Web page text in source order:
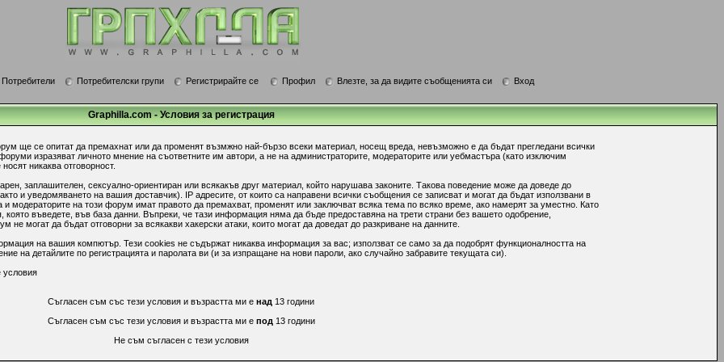
Потребители Потребителски групи Регистрирайте се Профил Влезте, за да видите съобщенията си Вход
Graphilla.com - Условия за регистрация
ще се опитат да премахнат или да променят възмжно най-бързо всеки материал, носещ вреда, невъзможно е да бъдат прегледани всички
изразяват личното мнение на съответните им автори, а не на администраторите, модераторите или уебмастъра (като изключим
никаква отговорност.
заплашителен, сексуално-ориентиран или всякакъв друг материал, който нарушава законите. Такова поведение може да доведе до
и уведомяването на вашия доставчик). IP адресите, от които са направени всички съобщения се записват и могат да бъдат използвани в
модераторите на този форум имат правото да премахват, променят или заключват всяка тема по всяко време, ако намерят за уместно. Като
въведете, във база данни. Въпреки, че тази информация няма да бъде предоставяна на трети страни без вашето одобрение,
могат да бъдат отговорни за всякакви хакерски атаки, които могат да доведат до разкриване на данните.
на вашия компютър. Тези cookies не съдържат никаква информация за вас; използват се само за да подобрят функционалността на
на детайлите по регистрацията и паролата ви (и за изпращане на нови пароли, ако случайно забравите текущата си).
условия
Съгласен съм със тези условия и възрастта ми е над 13 години
Съгласен съм със тези условия и възрастта ми е под 13 години
Не съм съгласен с тези условия